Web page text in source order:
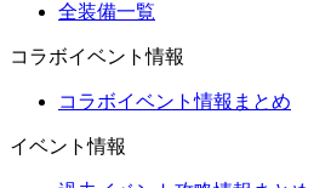
全装備一覧
コラボイベント情報
コラボイベント情報まとめ
イベント情報